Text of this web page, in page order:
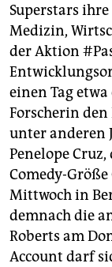
Superstars
Medizin,
der Aktion
einen Tag
Forscherin
unter anderen
Penelope
Comedy-
Mittwoch in
demnach die
Roberts am
Account darf